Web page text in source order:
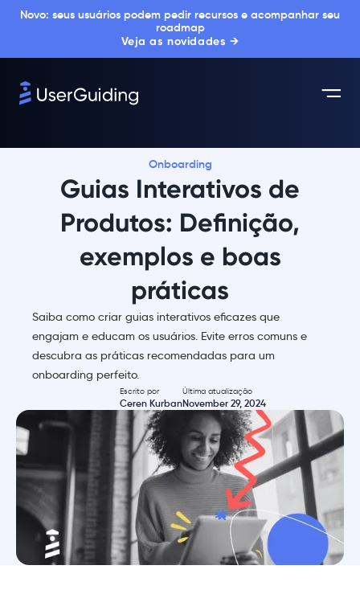
Novo: seus usuários podem pedir recursos e acompanhar seu
roadmap
Veja as novidades →
Onboarding
Guias Interativos de
Produtos: Definição,
exemplos e boas
práticas
Saiba como criar guias interativos eficazes que
engajam e educam os usuários. Evite erros comuns e
descubra as práticas recomendadas para um
onboarding perfeito.
Escrito por
Ceren Kurban
Última atualização
November 29, 2024